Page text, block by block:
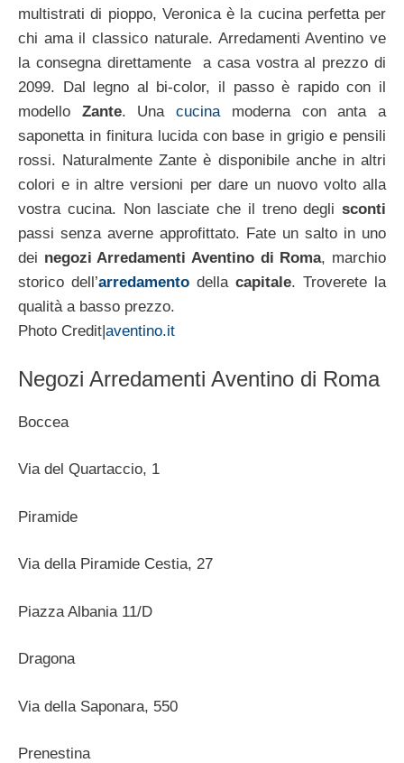
multistrati di pioppo, Veronica è la cucina perfetta per
chi ama il classico naturale. Arredamenti Aventino ve
la consegna direttamente a casa vostra al prezzo di
2099. Dal legno al bi-color, il passo è rapido con il
modello Zante. Unacucinamoderna con anta a
saponetta in finitura lucida con base in grigio e pensili
rossi. Naturalmente Zante è disponibile anche in altri
colori e in altre versioni per dare un nuovo volto alla
vostra cucina. Non lasciate che il treno degli sconti
passi senza averne approfittato. Fate un salto in uno
dei negozi Arredamenti Aventino di Roma, marchio
storico dell’arredamento della capitale. Troverete la
qualità a basso prezzo.
Photo Credit|aventino.it
Negozi Arredamenti Aventino di Roma
Boccea
Via del Quartaccio, 1
Piramide
Via della Piramide Cestia, 27
Piazza Albania 11/D
Dragona
Via della Saponara, 550
Prenestina